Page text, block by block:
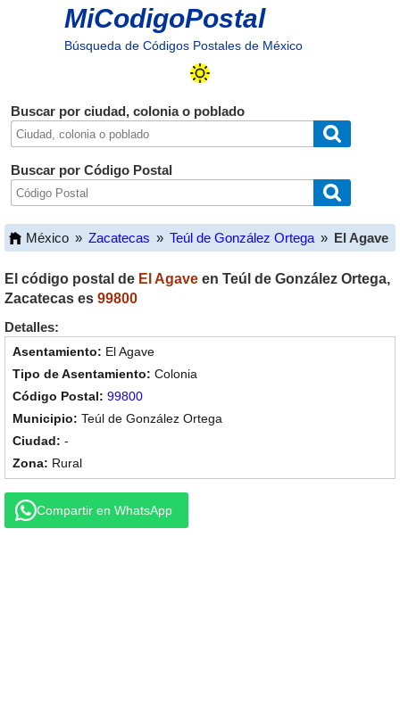
MiCodigoPostal
Búsqueda de Códigos Postales de México
Buscar por ciudad, colonia o poblado
Buscar por Código Postal
México » Zacatecas » Teúl de González Ortega » El Agave
El código postal de El Agave en Teúl de González Ortega,
Zacatecas es 99800
Detalles:
El Agave
Colonia
99800
Teúl de González Ortega
-
Rural
Compartir en WhatsApp